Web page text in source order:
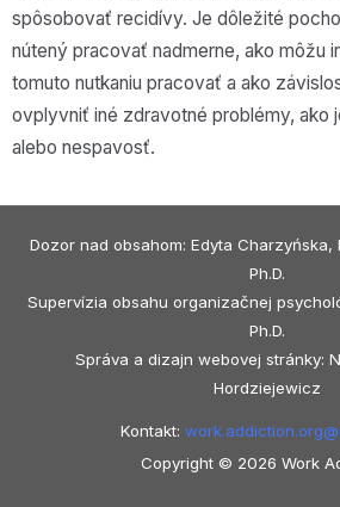
spôsobovať recidívy. Je dôležité
nútený pracovať nadmerne, ako môžu
tomuto nutkaniu pracovať a ako
ovplyvniť iné zdravotné problémy, ako
alebo nespavosť.
Dozor nad obsahom: Edyta Charzyńska,
Ph.D.
Supervízia obsahu organizačnej
Ph.D.
Správa a dizajn webovej stránky:
Hordziejewicz
Kontakt: work.addiction.org@
Copyright © 2026 Work